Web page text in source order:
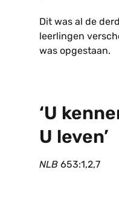
Dit was al de
leerlingen
was opgestaan.
‘U
U leven’
NLB 653:1,2,7